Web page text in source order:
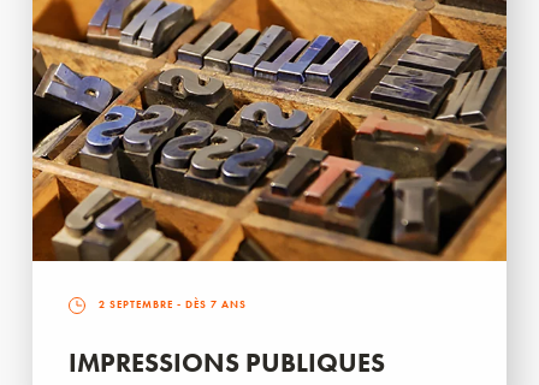
2 SEPTEMBRE - DÈS 7 ANS
IMPRESSIONS PUBLIQUES